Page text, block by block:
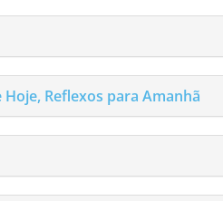
Reflexos para Amanhã